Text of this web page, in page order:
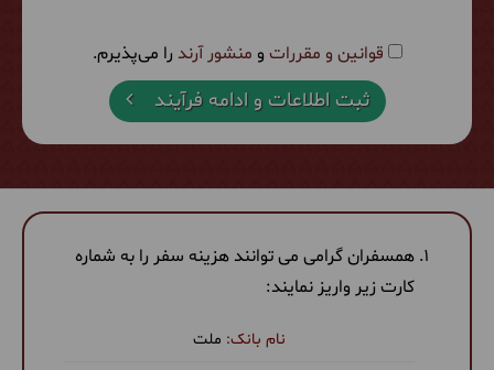
قوانین و مقررات و منشور آرند را می‌پذیرم.
ثبت اطلاعات و ادامه فرآیند
همسفران گرامی می توانند هزینه سفر را به شماره
کارت زیر واریز نمایند:
ملت